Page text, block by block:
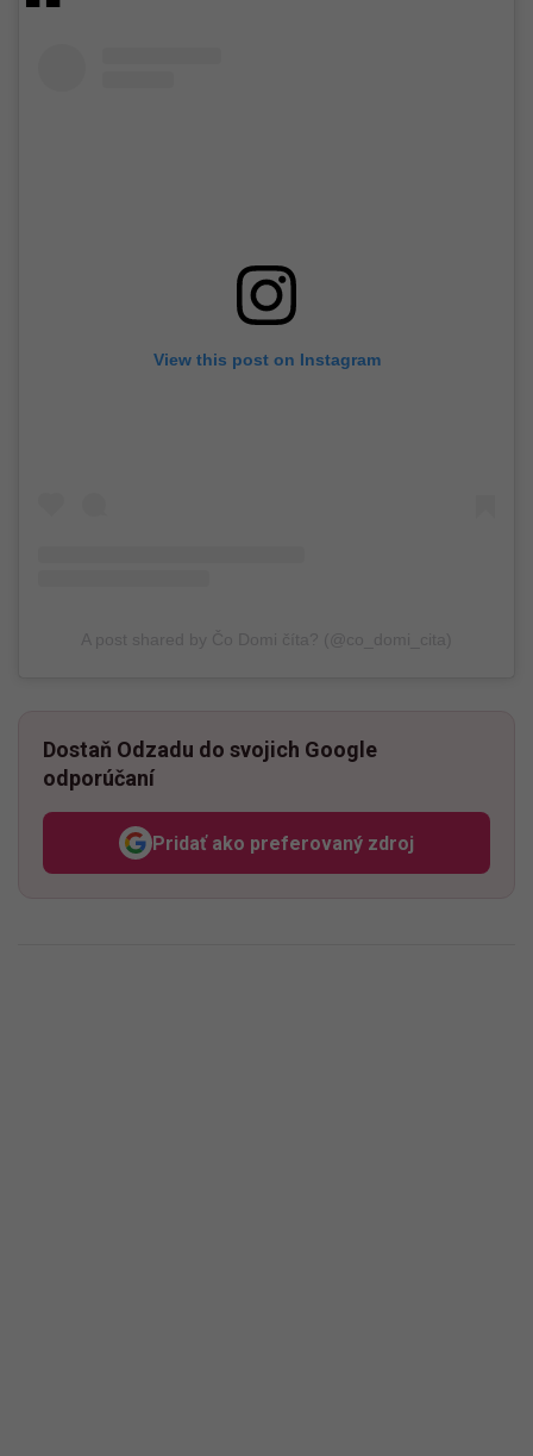
View this post on Instagram
Dostaň Odzadu do svojich Google
odporúčaní
Pridať ako preferovaný zdroj
Odzadu, odkaz sa otvorí v